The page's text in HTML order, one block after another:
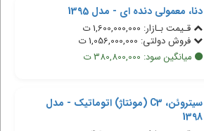
دنا، معمولی دنده ای - مدل 1395
قـیمت بـازار: 1,600,000,000 ت
فروش دولتی: 1,056,000,000 ت
میانگین سود: 380,800,000 ت
سیتروئن، C3 (مونتاژ) اتوماتیک - مدل
1398